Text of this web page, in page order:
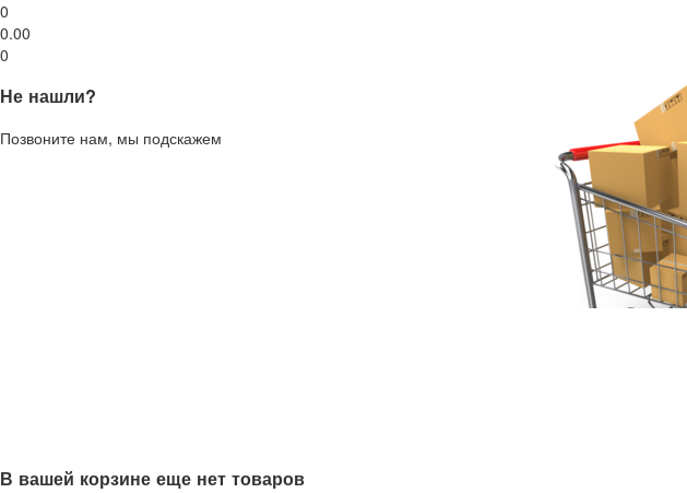
0
0.00
0
Не нашли?
Позвоните нам, мы подскажем
В вашей корзине еще нет товаров